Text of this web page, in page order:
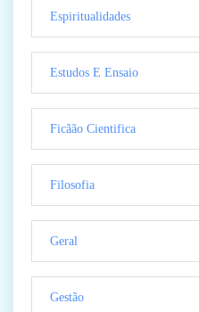
Espiritualidades
Estudos E Ensaio
Ficãão Cientifica
Filosofia
Geral
Gestão